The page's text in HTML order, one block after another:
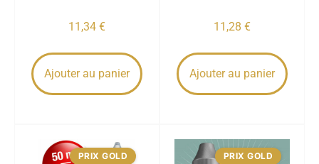
11,34 €
Ajouter au panier
11,28 €
Ajouter au panier
PRIX GOLD PRIX GOLD